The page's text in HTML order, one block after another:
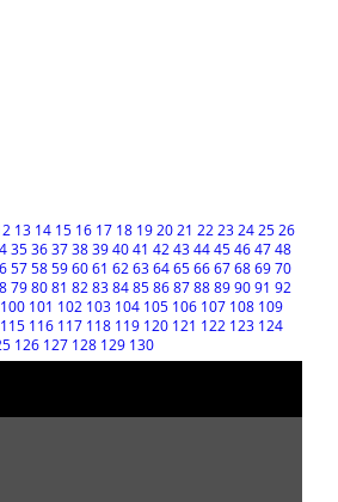
13 14 15 16 17 18 192021 2223242526
35 36 37 38 39 40 41 42 43 44 45 46 47 48
57 58 59 60 61 62 63 64 65 66 67 68 69 70
79 80 81 82 83 84 85 86 87 88 89 90 91 92
100 101 102 103 104 105 106 107 108 109
115 116 117 118 119 120 121 122 123 124
126 127 128 129 130